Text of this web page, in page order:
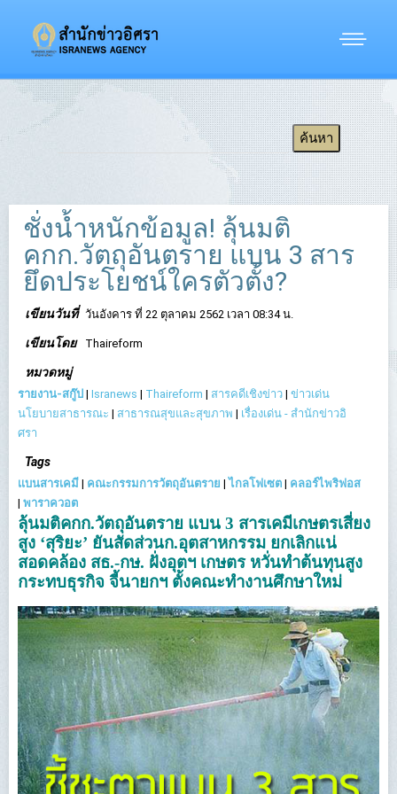
ชั่งน้ำหนักข้อมูล! ลุ้นมติ
คกก.วัตถุอันตราย แบน 3 สาร
ยึดประโยชน์ใครตัวตั้ง?
เขียนวันที่ วันอังคาร ที่ 22 ตุลาคม 2562 เวลา 08:34 น.
เขียนโดย Thaireform
หมวดหมู่
รายงาน-สกู๊ป | Isranews | Thaireform | สารคดีเชิงข่าว | ข่าวเด่น
นโยบายสาธารณะ | สาธารณสุขและสุขภาพ | เรื่องเด่น - สำนักข่าวอิ
ศรา
Tags
เเบนสารเคมี | คณะกรรมการวัตถุอันตราย |ไกลโฟเซต | คลอร์ไพริฟอส
| พาราควอต
ลุ้นมติคกก.วัตถุอันตราย แบน 3 สารเคมีเกษตรเสี่ยง
สูง ‘สุริยะ’ ยันสัดส่วนก.อุตสาหกรรม ยกเลิกแน่
สอดคล้อง สธ.-กษ. ฝั่งอุตฯ เกษตร หวั่นทำต้นทุนสูง
กระทบธุรกิจ จี้นายกฯ ตั้งคณะทำงานศึกษาใหม่